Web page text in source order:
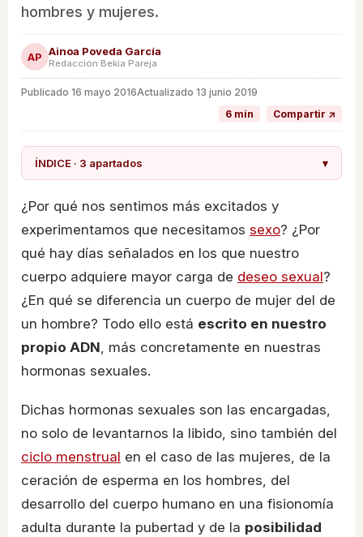
hombres y mujeres.
AP Ainoa Poveda García
Redacción Bekia Pareja
Publicado 16 mayo 2016Actualizado 13 junio 2019
6 min
Compartir ↗
ÍNDICE · 3 apartados ▾
¿Por qué nos sentimos más excitados y
experimentamos que necesitamos sexo? ¿Por
qué hay días señalados en los que nuestro
cuerpo adquiere mayor carga de deseo sexual?
¿En qué se diferencia un cuerpo de mujer del de
un hombre? Todo ello está escrito en nuestro
propio ADN, más concretamente en nuestras
hormonas sexuales.
Dichas hormonas sexuales son las encargadas,
no solo de levantarnos la libido, sino también del
ciclo menstrual en el caso de las mujeres, de la
ceración de esperma en los hombres, del
desarrollo del cuerpo humano en una fisionomía
adulta durante la pubertad y de la posibilidad